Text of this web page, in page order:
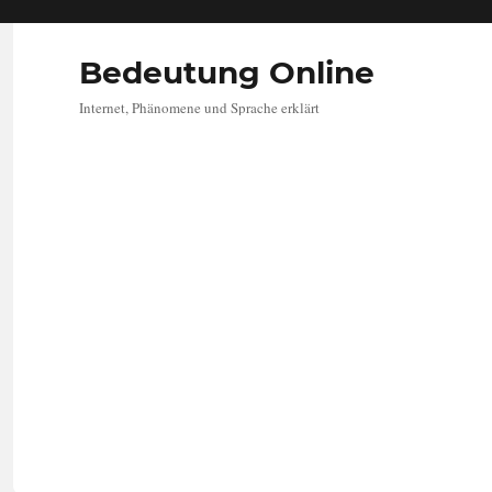
Bedeutung Online
Internet, Phänomene und Sprache erklärt